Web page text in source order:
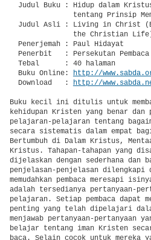
Judul Buku : Hidup dalam
tentang Prinsip
Judul Asli : Living in Christ
the Christian
    Penerjemah : Paul Hidayat
Penerbit   : Persekutan
    Tebal      : 40 halaman
    Buku Online:
http://
    Download   :
http://
Buku kecil ini ditulis untuk
kehidupan Kristen yang benar dan
pelajaran-pelajaran tentang
secara sistematis dalam empat
Bertumbuh di Dalam Kristus,
Kristus. Tahapan-tahapan yang
dijelaskan dengan sederhana dan
penjelasan-penjelasan dilengkapi
memudahkan pembaca meresapi
adalah tersedianya pertanyaan-
pelajaran. Setiap pembaca dapat
penting yang telah dipelajari
menjawab pertanyaan-pertanyaan
belajar tentang iman Kristen
baca. Selain cocok untuk mereka